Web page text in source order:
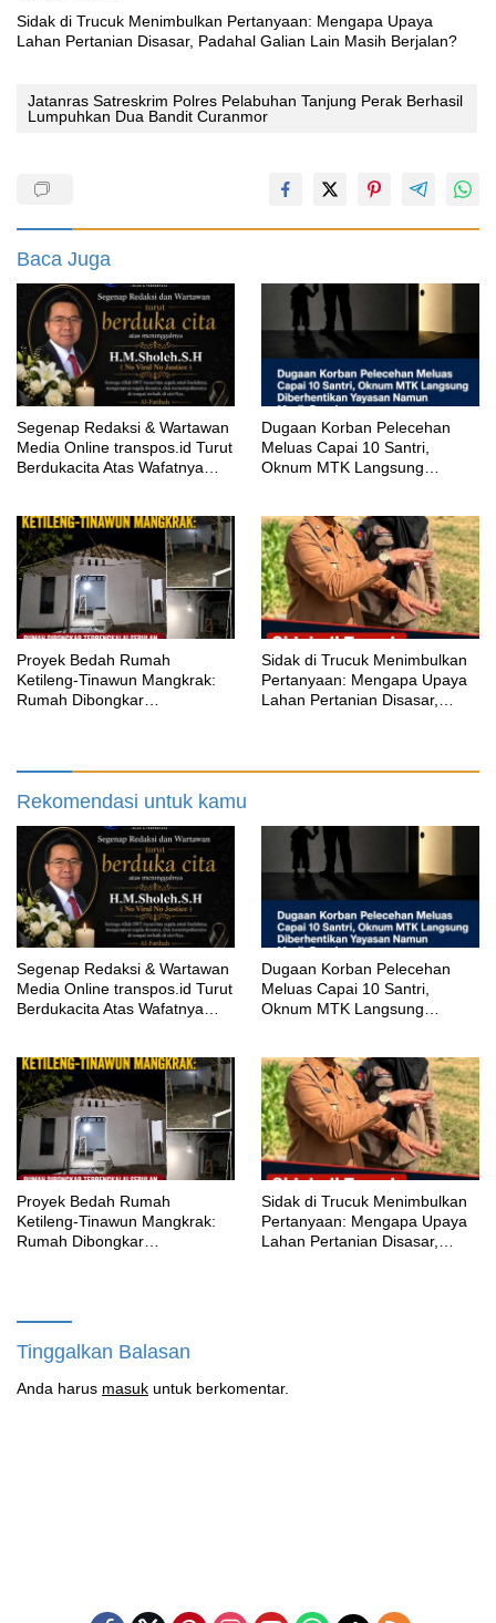
‎Sidak di Trucuk Menimbulkan Pertanyaan: Mengapa Upaya
Lahan Pertanian Disasar, Padahal Galian Lain Masih Berjalan?
Jatanras Satreskrim Polres Pelabuhan Tanjung Perak Berhasil
Lumpuhkan Dua Bandit Curanmor
Baca Juga
Segenap Redaksi & Wartawan
Media Online transpos.id Turut
Berdukacita Atas Wafatnya
‎Dugaan Korban Pelecehan
Meluas Capai 10 Santri,
Oknum MTK Langsung
Proyek Bedah Rumah
Ketileng-Tinawun Mangkrak:
Rumah Dibongkar
‎Sidak di Trucuk Menimbulkan
Pertanyaan: Mengapa Upaya
Lahan Pertanian Disasar,
Rekomendasi untuk kamu
Segenap Redaksi & Wartawan
Media Online transpos.id Turut
Berdukacita Atas Wafatnya
‎Dugaan Korban Pelecehan
Meluas Capai 10 Santri,
Oknum MTK Langsung
Proyek Bedah Rumah
Ketileng-Tinawun Mangkrak:
Rumah Dibongkar
‎Sidak di Trucuk Menimbulkan
Pertanyaan: Mengapa Upaya
Lahan Pertanian Disasar,
Tinggalkan Balasan
Anda harus masuk untuk berkomentar.